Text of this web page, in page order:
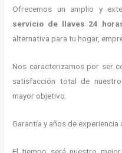
Ofrecemos un amplio y
servicio de llaves 24
alternativa para tu hogar,
Nos caracterizamos por ser
satisfacción total de
mayor objetivo.
Garantía y años de